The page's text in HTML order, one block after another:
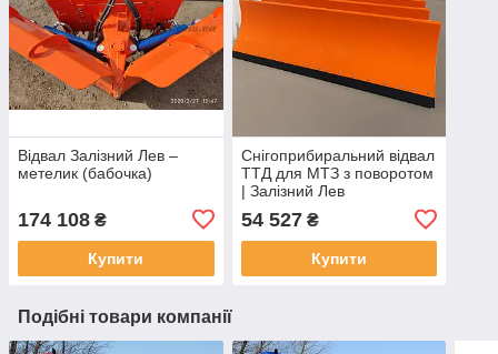
Відвал Залізний Лев –
метелик (бабочка)
174 108 ₴
Купити
Снігоприбиральний відвал
ТТД для МТЗ з поворотом
| Залізний Лев
54 527₴
Купити
Подібні товари компанії